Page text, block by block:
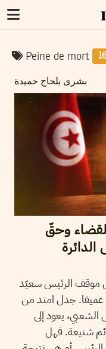
Peine de mort 16
بشرى بلحاج حميدة
وحقّ
موقف الرئيس سعيّد
عميقا. جدل امتد من
الشعبي، يعود إلى
شنيعة. فهل